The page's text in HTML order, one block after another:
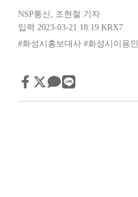
NSP통신 , 조현철 기자
입력 2023-03-21 18:19 KRX7
#화성시홍보대사 #화성시이용인